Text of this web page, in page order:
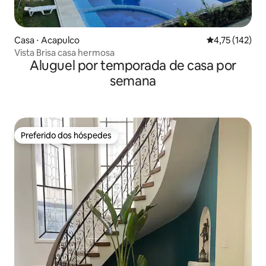
Casa ⋅ Acapulco 4,75 de uma
4,75 (142)
Vista Brisa casa hermosa
Aluguel por temporada de casa por
semana
Preferido dos hóspedes
Preferido dos hóspedes